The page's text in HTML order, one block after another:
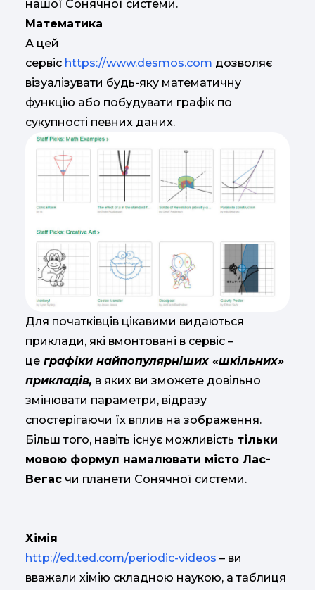
нашої Сонячної системи.
Математика
А цей
сервіс https://www.desmos.com дозволяє
візуалізувати будь-яку математичну
функцію або побудувати графік по
сукупності певних даних.
Для початківців цікавими видаються
приклади, які вмонтовані в сервіс –
це графіки найпопулярніших «шкільних»
прикладів, в яких ви зможете довільно
змінювати параметри, відразу
спостерігаючи їх вплив на зображення.
Більш того, навіть існує можливість тільки
мовою формул намалювати місто Лас-
Вегас чи планети Сонячної системи.
Хімія
http://ed.ted.com/periodic-videos – ви
вважали хімію складною наукою, а таблиця